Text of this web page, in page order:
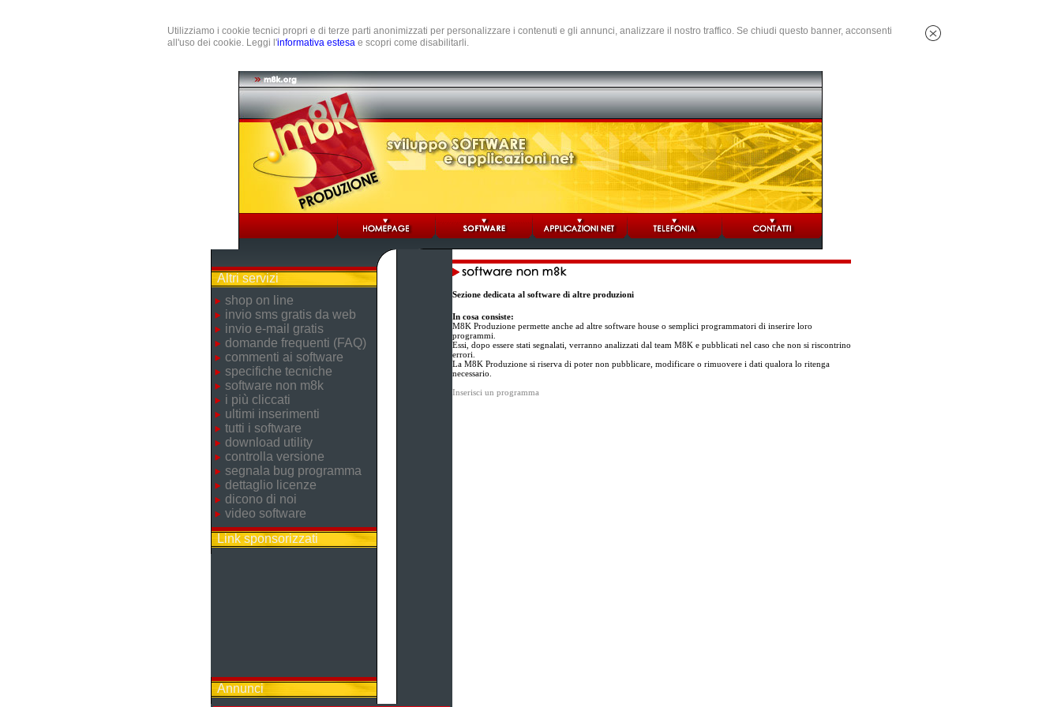
Utilizziamo i cookie tecnici propri e di terze parti anonimizzati per personalizzare i contenuti e gli annunci, analizzare il nostro traffico. Se chiudi questo banner, acconsenti
all'uso dei cookie. Leggi l'informativa estesa e scopri come disabilitarli.
Altri servizi
shop on line
invio sms gratis da web
invio e-mail gratis
domande frequenti (FAQ)
commenti ai software
specifiche tecniche
software non m8k
i più cliccati
ultimi inserimenti
tutti i software
download utility
controlla versione
segnala bug programma
dettaglio licenze
dicono di noi
video software
Link sponsorizzati
Annunci
Sezione dedicata al software di altre produzioni
In cosa consiste:
M8K Produzione permette anche ad altre software house o semplici programmatori di inserire loro
programmi.
Essi, dopo essere stati segnalati, verranno analizzati dal team M8K e pubblicati nel caso che non si riscontrino
errori.
La M8K Produzione si riserva di poter non pubblicare, modificare o rimuovere i dati qualora lo ritenga
necessario.
Inserisci un programma